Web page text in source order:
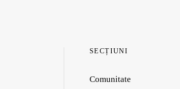
SECȚIUNI
Comunitate